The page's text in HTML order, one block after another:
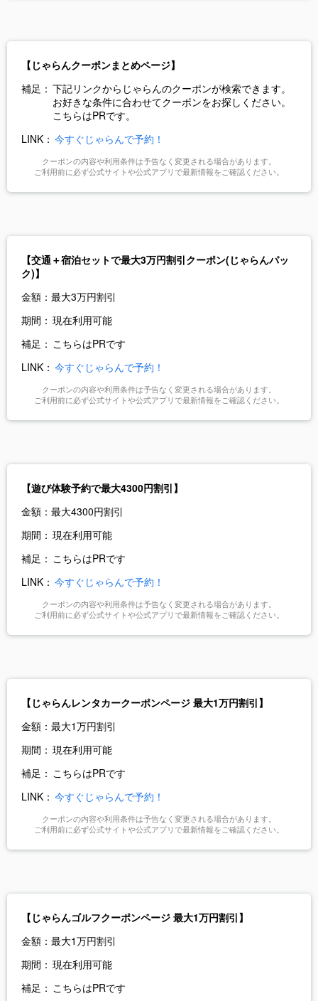
【じゃらんクーポンまとめページ】
補足： 下記リンクからじゃらんのクーポンが検索できます。
お好きな条件に合わせてクーポンをお探しください。
こちらはPRです。
LINK： 今すぐじゃらんで予約！
クーポンの内容や利用条件は予告なく変更される場合があります。
ご利用前に必ず公式サイトや公式アプリで最新情報をご確認ください。
【交通＋宿泊セットで最大3万円割引クーポン(じゃらんパッ
ク)】
金額： 最大3万円割引
期間： 現在利用可能
補足： こちらはPRです
LINK： 今すぐじゃらんで予約！
クーポンの内容や利用条件は予告なく変更される場合があります。
ご利用前に必ず公式サイトや公式アプリで最新情報をご確認ください。
【遊び体験予約で最大4300円割引】
金額： 最大4300円割引
期間： 現在利用可能
補足： こちらはPRです
LINK： 今すぐじゃらんで予約！
クーポンの内容や利用条件は予告なく変更される場合があります。
ご利用前に必ず公式サイトや公式アプリで最新情報をご確認ください。
【じゃらんレンタカークーポンページ 最大1万円割引】
金額： 最大1万円割引
期間： 現在利用可能
補足： こちらはPRです
LINK： 今すぐじゃらんで予約！
クーポンの内容や利用条件は予告なく変更される場合があります。
ご利用前に必ず公式サイトや公式アプリで最新情報をご確認ください。
【じゃらんゴルフクーポンページ 最大1万円割引】
金額： 最大1万円割引
期間： 現在利用可能
補足： こちらはPRです